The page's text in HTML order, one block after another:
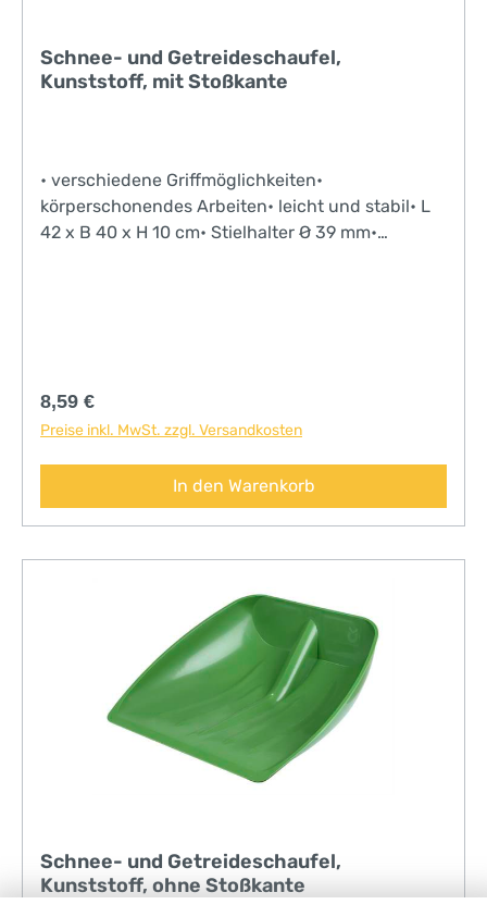
Schnee- und Getreideschaufel,
Kunststoff, mit Stoßkante
• verschiedene Griffmöglichkeiten•
körperschonendes Arbeiten• leicht und stabil• L
42 x B 40 x H 10 cm• Stielhalter Ø 39 mm•
Regulärer Preis:
8,59 €
Preise inkl. MwSt. zzgl. Versandkosten
In den Warenkorb
Schnee- und Getreideschaufel,
Kunststoff, ohne Stoßkante